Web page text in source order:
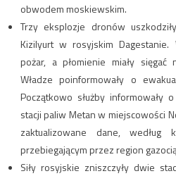
obwodem moskiewskim.
Trzy eksplozje dronów
Kizilyurt w rosyjskim
pożar, a płomienie miały
Władze poinformowały o
Początkowo służby
stacji paliw Metan w miejscowości
zaktualizowane dane, według
przebiegającym przez region
Siły rosyjskie zniszczyły dwie